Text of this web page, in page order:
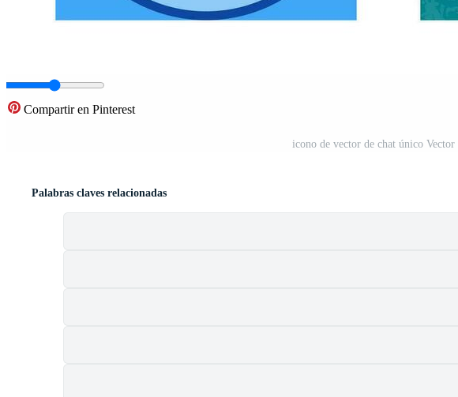
Compartir en Pinterest
icono de vector de chat único Vector
Palabras claves relacionadas